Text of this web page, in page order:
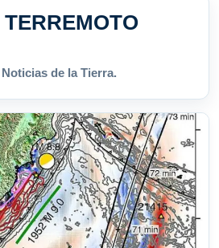
TERREMOTO
de la Tierra.